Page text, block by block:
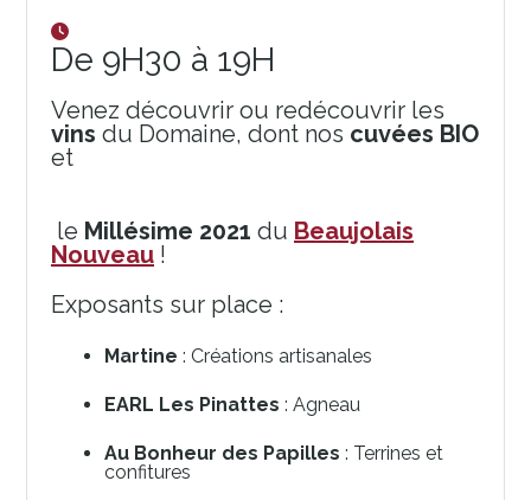
De 9H30 à 19H
Venez découvrir ou redécouvrir les
vins du Domaine, dont nos cuvées BIO
et
le Millésime 2021 du Beaujolais
Nouveau !
Exposants sur place :
Martine : Créations artisanales
EARL Les Pinattes : Agneau
Au Bonheur des Papilles : Terrines et
confitures